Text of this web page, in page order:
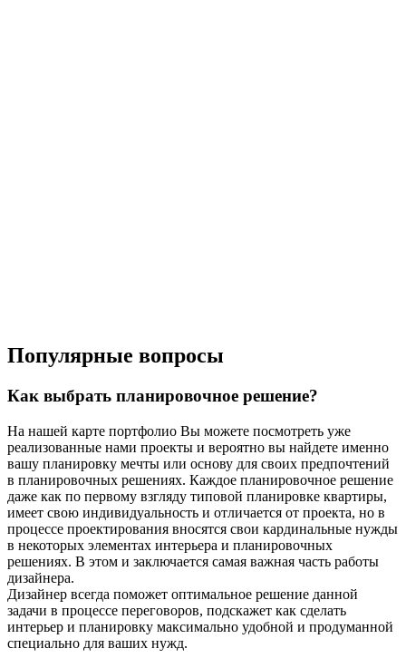
Популярные вопросы
Как выбрать планировочное решение?
На нашей карте портфолио Вы можете посмотреть уже
реализованные нами проекты и вероятно вы найдете именно
вашу планировку мечты или основу для своих предпочтений
в планировочных решениях. Каждое планировочное решение
даже как по первому взгляду типовой планировке квартиры,
имеет свою индивидуальность и отличается от проекта, но в
процессе проектирования вносятся свои кардинальные нужды
в некоторых элементах интерьера и планировочных
решениях. В этом и заключается самая важная часть работы
дизайнера.
Дизайнер всегда поможет оптимальное решение данной
задачи в процессе переговоров, подскажет как сделать
интерьер и планировку максимально удобной и продуманной
специально для ваших нужд.